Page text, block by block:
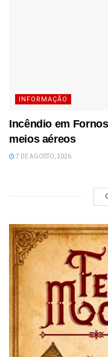
INFORMAÇÃO
Incêndio em
meios aéreos
7 DE AGOSTO, 2026